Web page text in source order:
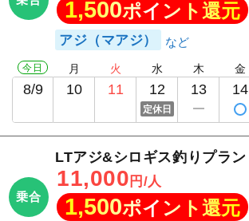
1,500ポイント還元
アジ（マアジ）
今日
8/9
月
10
火
11
水
12
定休日
木
13
金
14
乗合
LTアジ&シロギス釣りプラン
11,000 円/人
1,500ポイント還元